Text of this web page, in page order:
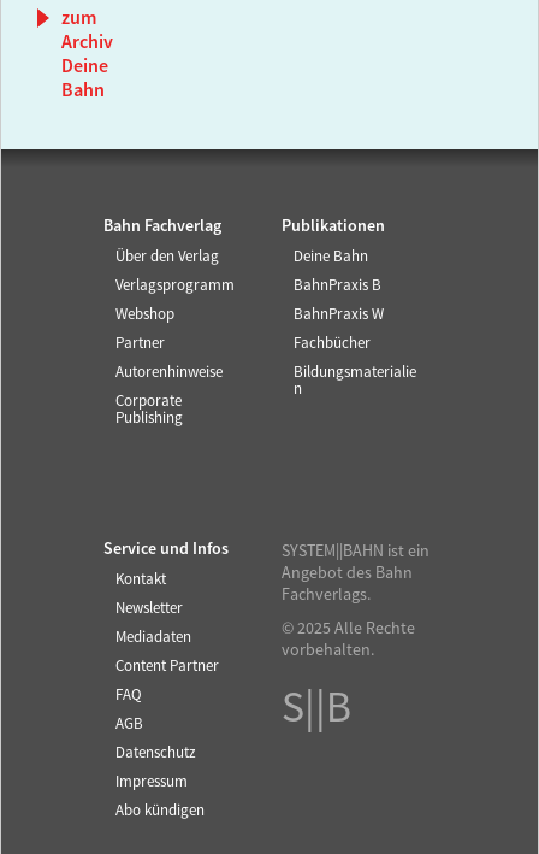
zum
Archiv
Deine
Bahn
Bahn Fachverlag
Über den Verlag
Verlagsprogramm
Webshop
Partner
Autorenhinweise
Corporate
Publishing
Publikationen
Deine Bahn
BahnPraxis B
BahnPraxis W
Fachbücher
Bildungsmaterialie
n
Service und Infos
Kontakt
Newsletter
Mediadaten
Content Partner
FAQ
AGB
Datenschutz
Impressum
Abo kündigen
SYSTEM||BAHN ist ein
Angebot des Bahn
Fachverlags.
© 2025 Alle Rechte
vorbehalten.
S||B